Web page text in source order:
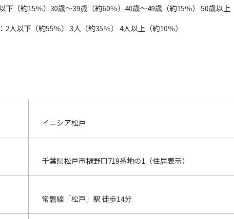
下（約15％）30歳～39歳（約60％）40歳～49歳（約15％） 50歳以上
2人以下（約55％） 3人（約35％） 4人以上（約10％）
イニシア松戸
千葉県松戸市樋野口719番地の1（住居表示）
常磐線「松戸」駅 徒歩14分